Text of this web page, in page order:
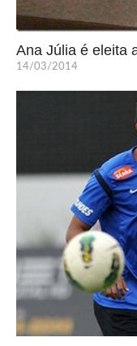
Ana Júlia é eleita
14/03/2014